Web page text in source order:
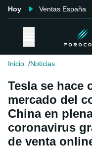
Hoy Ventas España
Inicio Noticias
Tesla se hace
mercado del
China en
coronavirus
de venta